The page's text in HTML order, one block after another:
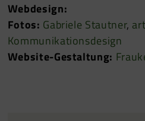
Webdesign:
Fotos: Gabriele Stautner,
Kommunikationsdesign
Website-Gestaltung: